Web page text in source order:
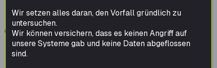
Flüssigkeiten.
Optional kann direkt im Anschluss an den
Mischprozess eine Coating- bzw.
Expansionsstufe integriert werden. Dabei
Wir setzen alles daran, den Vorfall gründlich zu
untersuchen.
Wir können versichern, dass es keinen Angriff auf
unsere Systeme gab und keine Daten abgeflossen
sind.